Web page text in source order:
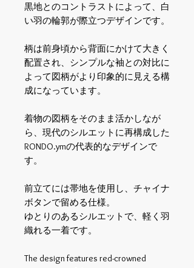
黒地とのコントラストによって、白
い羽の輪郭が際立つデザインです。
柄は前身頃から背面にかけて大きく
配置され、シンプルな袖との対比に
よって図柄がより印象的に見える構
成になっています。
着物の図柄をそのまま活かしなが
ら、現代のシルエットに再構成した
RONDO.ymの代表的なデザインで
す。
前立てには帯地を使用し、チャイナ
ボタンで留める仕様。
ゆとりのあるシルエットで、軽く羽
織れる一着です。
The design features red-crowned